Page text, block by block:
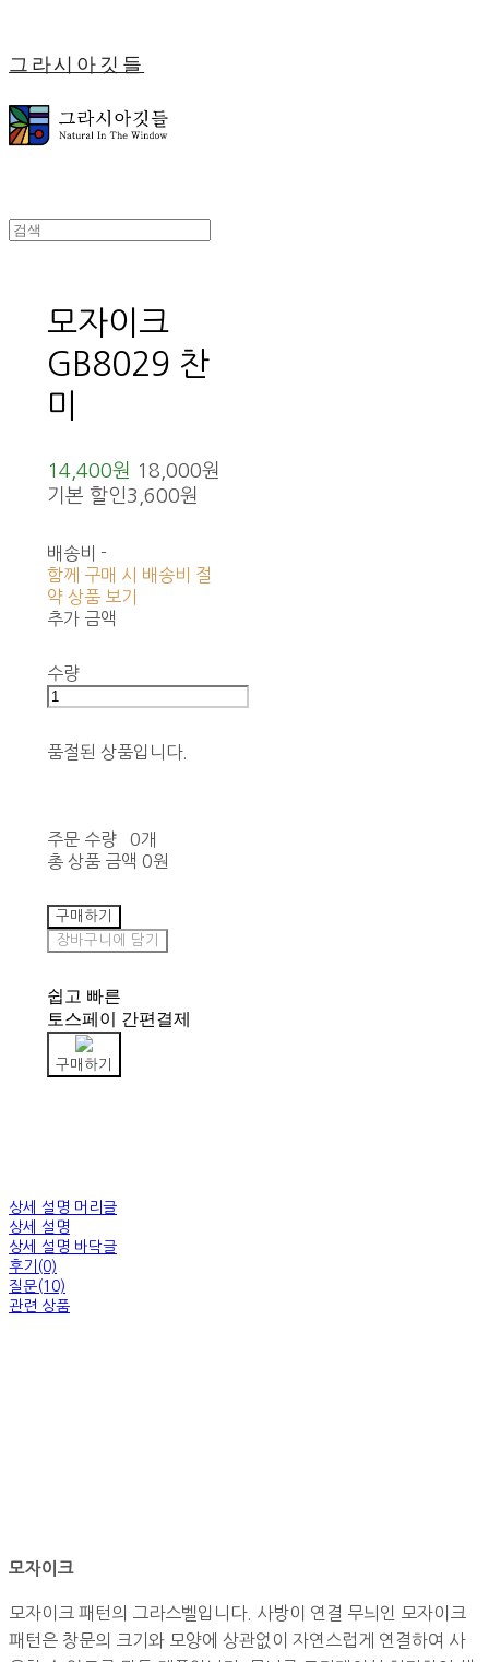
그라시아깃들
모자이크
GB8029 찬
미
14,400원 18,000원
기본 할인3,600원
배송비 -
함께 구매 시 배송비 절
약 상품 보기
추가 금액
수량
품절된 상품입니다.
주문 수량
0개
총 상품 금액 0원
구매하기
장바구니에 담기
쉽고 빠른
토스페이 간편결제
구매하기
상세 설명 머리글
상세 설명
상세 설명 바닥글
후기(0)
질문(10)
관련 상품
모자이크
모자이크 패턴의 그라스벨입니다. 사방이 연결 무늬인 모자이크
패턴은 창문의 크기와 모양에 상관없이 자연스럽게 연결하여 사